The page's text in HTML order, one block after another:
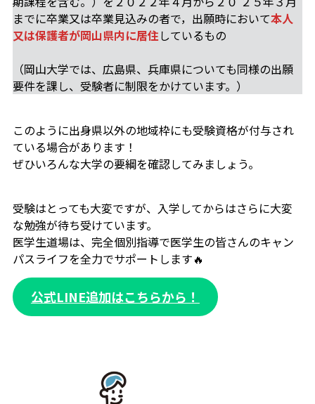
までに卒業又は卒業見込みの者で，出願時において本人
又は保護者が岡山県内に居住しているもの
（岡山大学では、広島県、兵庫県についても同様の出願
要件を課し、受験者に制限をかけています。）
このように出身県以外の地域枠にも受験資格が付与され
ている場合があります！
ぜひいろんな大学の要綱を確認してみましょう。
受験はとっても大変ですが、入学してからはさらに大変
な勉強が待ち受けています。
医学生道場は、完全個別指導で医学生の皆さんのキャン
パスライフを全力でサポートします🔥
公式LINE追加はこちらから！